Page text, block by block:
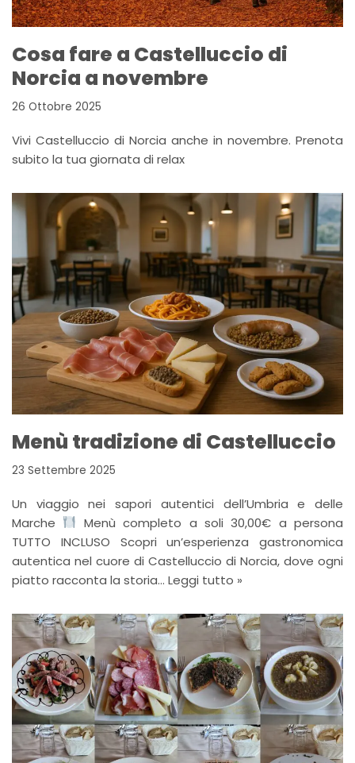
Cosa fare a Castelluccio di
Norcia a novembre
26 Ottobre 2025
Vivi Castelluccio di Norcia anche in novembre. Prenota
subito la tua giornata di relax
Menù tradizione di Castelluccio
23 Settembre 2025
Un viaggio nei sapori autentici dell’Umbria e delle
Marche
Menù completo a soli 30,00€ a persona
TUTTO INCLUSO Scopri un’esperienza gastronomica
autentica nel cuore di Castelluccio di Norcia, dove ogni
piatto racconta la storia… Leggi tutto »